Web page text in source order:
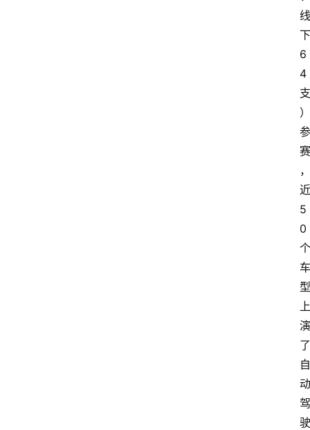
线
下
6
4
支
）
参
赛
，
近
5
0
个
车
型
上
演
了
自
动
驾
驶